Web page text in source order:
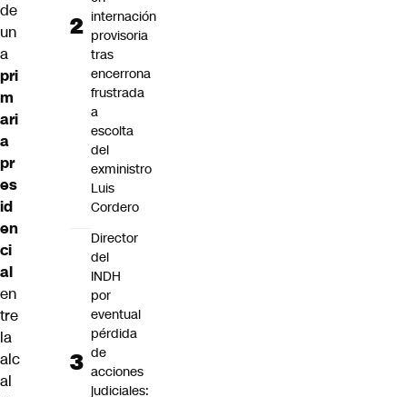
de
un
a
pri
m
ari
a
pr
es
id
en
ci
al
en
tre
la
alc
al
internación
provisoria
tras
encerrona
frustrada
a
escolta
del
exministro
Luis
Cordero
Director
del
INDH
por
eventual
pérdida
de
acciones
judiciales: